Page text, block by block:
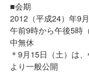
■会期
2012（平成24）年9
午前9時から午後5
中無休
＊9月15日（土）は
より一般公開